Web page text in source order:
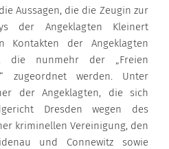
Aussagen, die die Zeugin zur
der Angeklagten Kleinert
Kontakten der Angeklagten
die nunmehr der „Freien
zugeordnet werden. Unter
der Angeklagten, die sich
Dresden wegen des
kriminellen Vereinigung, den
und Connewitz sowie